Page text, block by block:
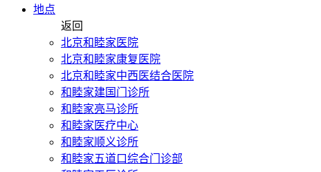
地点
返回
北京和睦家医院
北京和睦家康复医院
北京和睦家中西医结合医院
和睦家建国门诊所
和睦家亮马诊所
和睦家医疗中心
和睦家顺义诊所
和睦家五道口综合门诊部